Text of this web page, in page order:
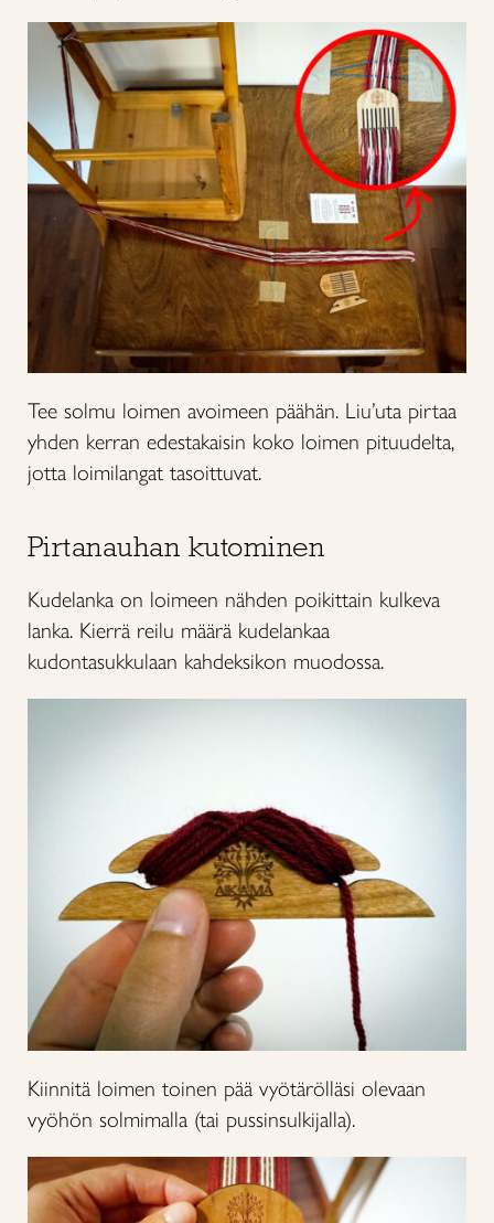
Tee solmu loimen avoimeen päähän. Liu’uta pirtaa
yhden kerran edestakaisin koko loimen pituudelta,
jotta loimilangat tasoittuvat.
Pirtanauhan kutominen
Kudelanka on loimeen nähden poikittain kulkeva
lanka. Kierrä reilu määrä kudelankaa
kudontasukkulaan kahdeksikon muodossa.
Kiinnitä loimen toinen pää vyötärölläsi olevaan
vyöhön solmimalla (tai pussinsulkijalla).